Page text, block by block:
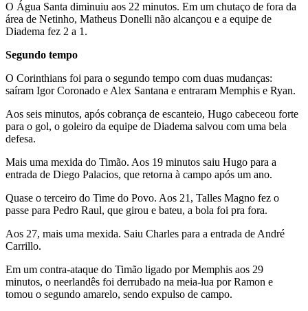
O Água Santa diminuiu aos 22 minutos. Em um chutaço de fora da
área de Netinho, Matheus Donelli não alcançou e a equipe de
Diadema fez 2 a 1.
Segundo tempo
O Corinthians foi para o segundo tempo com duas mudanças:
saíram Igor Coronado e Alex Santana e entraram Memphis e Ryan.
Aos seis minutos, após cobrança de escanteio, Hugo cabeceou forte
para o gol, o goleiro da equipe de Diadema salvou com uma bela
defesa.
Mais uma mexida do Timão. Aos 19 minutos saiu Hugo para a
entrada de Diego Palacios, que retorna à campo após um ano.
Quase o terceiro do Time do Povo. Aos 21, Talles Magno fez o
passe para Pedro Raul, que girou e bateu, a bola foi pra fora.
Aos 27, mais uma mexida. Saiu Charles para a entrada de André
Carrillo.
Em um contra-ataque do Timão ligado por Memphis aos 29
minutos, o neerlandês foi derrubado na meia-lua por Ramon e
tomou o segundo amarelo, sendo expulso de campo.